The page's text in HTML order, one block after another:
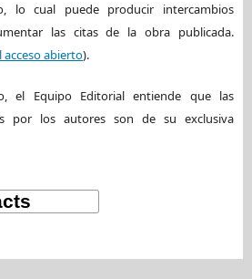
lo cual puede producir intercambios
las citas de la obra publicada.
acceso abierto).
el Equipo Editorial entiende que las
por los autores son de su exclusiva